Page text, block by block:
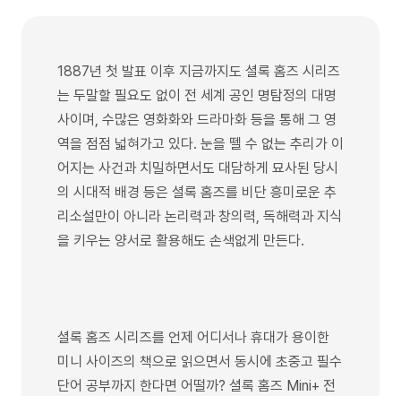
1887년 첫 발표 이후 지금까지도 셜록 홈즈 시리즈
는 두말할 필요도 없이 전 세계 공인 명탐정의 대명
사이며, 수많은 영화화와 드라마화 등을 통해 그 영
역을 점점 넓혀가고 있다. 눈을 뗄 수 없는 추리가 이
어지는 사건과 치밀하면서도 대담하게 묘사된 당시
의 시대적 배경 등은 셜록 홈즈를 비단 흥미로운 추
리소설만이 아니라 논리력과 창의력, 독해력과 지식
을 키우는 양서로 활용해도 손색없게 만든다.
셜록 홈즈 시리즈를 언제 어디서나 휴대가 용이한
미니 사이즈의 책으로 읽으면서 동시에 초중고 필수
단어 공부까지 한다면 어떨까? 셜록 홈즈 Mini+ 전